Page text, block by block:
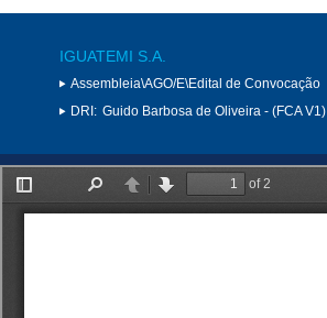
IGUATEMI S.A.
Assembleia\AGO/E\Edital de Convocação
DRI: Guido Barbosa de Oliveira - (FCA V1)